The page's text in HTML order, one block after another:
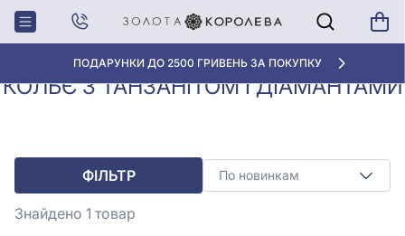
ПОДАРУНКИ ДО 2500 ГРИВЕНЬ ЗА ПОКУПКУ
Головна
Колье з
діамантами
Кольє з танзанітом і
діамантами
КОЛЬЄ З ТАНЗАНІТОМ І ДІАМАНТАМИ
ФІЛЬТР По новинкам
Знайдено 1 товар